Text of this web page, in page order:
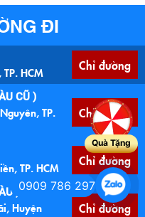
ĐI
HCM Chỉ đường
CŨ )
TP.
Chỉ đường
TP. HCM Chỉ đường
)
Huyện
Chỉ đường
Quà Tặng
0909 786 297